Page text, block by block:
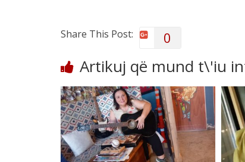
Share This Post: 0
Artikuj që mund t\'iu